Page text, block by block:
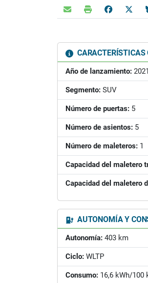
CARACTERÍSTICAS
Año de lanzamiento: 2021
Segmento: SUV
Número de puertas: 5
Número de asientos: 5
Número de maleteros: 1
Capacidad del maletero
Capacidad del maletero
AUTONOMÍA Y
Autonomía: 403 km
Ciclo: WLTP
Consumo: 16,6 kWh/100